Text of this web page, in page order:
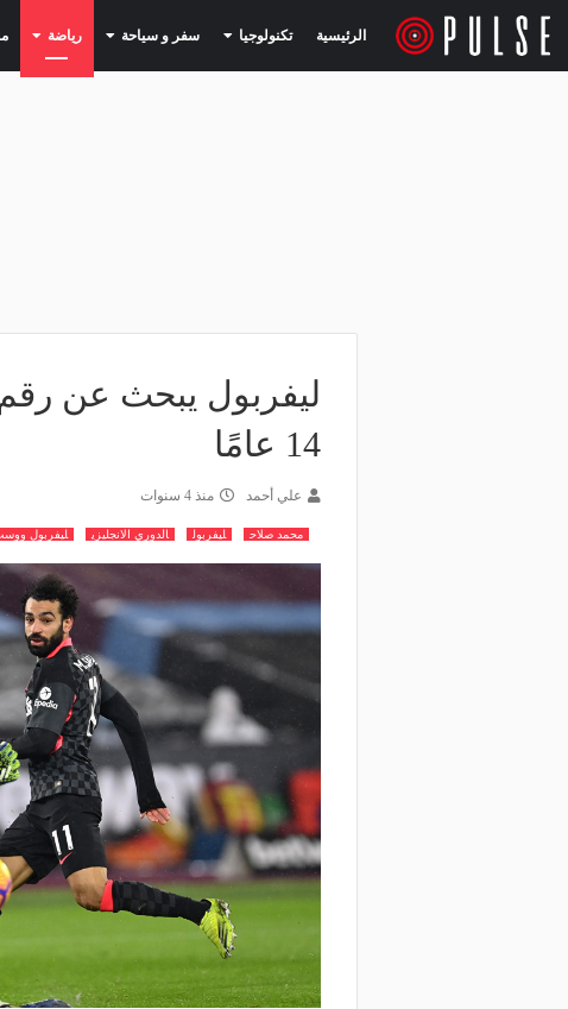
الرئيسية تكنولوجيا (current) سفر و سياحة (current) رياضة (current)
ليفربول يبحث عن
14 عامًا
علي أحمد منذ 4 سنوات
محمد صلاح ليفربول الدوري الانجليزي ليفربول